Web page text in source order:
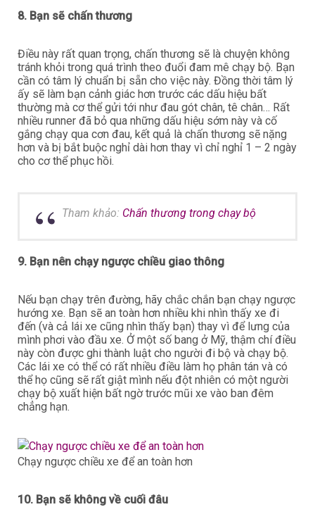
8. Bạn sẽ chấn thương
Điều này rất quan trọng, chấn thương sẽ là chuyện không
tránh khỏi trong quá trình theo đuổi đam mê chạy bộ. Bạn
cần có tâm lý chuẩn bị sẵn cho việc này. Đồng thời tâm lý
ấy sẽ làm bạn cảnh giác hơn trước các dấu hiệu bất
thường mà cơ thể gửi tới như đau gót chân, tê chân… Rất
nhiều runner đã bỏ qua những dấu hiệu sớm này và cố
gắng chạy qua cơn đau, kết quả là chấn thương sẽ nặng
hơn và bị bắt buộc nghỉ dài hơn thay vì chỉ nghỉ 1 – 2 ngày
cho cơ thể phục hồi.
Tham khảo: Chấn thương trong chạy bộ
9. Bạn nên chạy ngược chiều giao thông
Nếu bạn chạy trên đường, hãy chắc chắn bạn chạy ngược
hướng xe. Bạn sẽ an toàn hơn nhiều khi nhìn thấy xe đi
đến (và cả lái xe cũng nhìn thấy bạn) thay vì để lưng của
mình phơi vào đầu xe. Ở một số bang ở Mỹ, thậm chí điều
này còn được ghi thành luật cho người đi bộ và chạy bộ.
Các lái xe có thể có rất nhiều điều làm họ phân tán và có
thể họ cũng sẽ rất giật mình nếu đột nhiên có một người
chạy bộ xuất hiện bất ngờ trước mũi xe vào ban đêm
chẳng hạn.
Chạy ngược chiều xe để an toàn hơn
10. Bạn sẽ không về cuối đâu